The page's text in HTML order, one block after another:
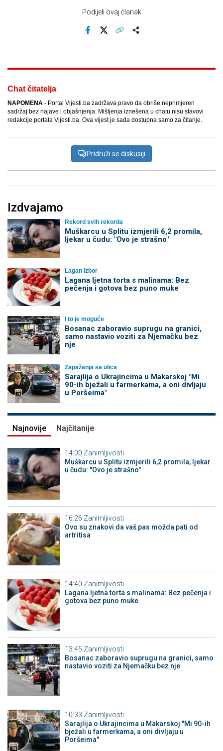
Podijeli ovaj članak
Chat čitatelja
NAPOMENA - Portal Vijesti.ba zadržava pravo da obriše neprimjeren
sadržaj bez najave i objašnjenja. Mišljenja iznešena u chatu nisu stavovi
redakcije portala Vijesti.ba. Ova vijest je sada dostupna samo za čitanje.
Pridruži se diskusiji
Izdvajamo
Rekord svih rekorda
Muškarcu u Splitu izmjerili 6,2 promila,
ljekar u čudu: "Ovo je strašno"
Lagan izbor
Lagana ljetna torta s malinama: Bez
pečenja i gotova bez puno muke
I to je moguće
Bosanac zaboravio suprugu na granici,
samo nastavio voziti za Njemačku bez
nje
Zapažanja sa ulica
Sarajlija o Ukrajincima u Makarskoj "Mi
90-ih bježali u farmerkama, a oni divljaju
u Poršeima"
Najnovije Najčitanije
14:00 Zanimljivosti
Muškarcu u Splitu izmjerili 6,2 promila, ljekar
u čudu: "Ovo je strašno"
16:26 Zanimljivosti
Ovo su znakovi da vaš pas možda pati od
artritisa
14:40 Zanimljivosti
Lagana ljetna torta s malinama: Bez pečenja i
gotova bez puno muke
13:45 Zanimljivosti
Bosanac zaboravio suprugu na granici, samo
nastavio voziti za Njemačku bez nje
10:33 Zanimljivosti
Sarajlija o Ukrajincima u Makarskoj "Mi 90-ih
bježali u farmerkama, a oni divljaju u
Poršeima"